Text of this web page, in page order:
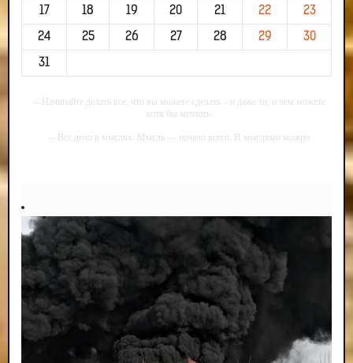
17 18 19 20 21 22 23
24 25 26 27 28 29 30
31
-- Начинайте делать все, что вы можете сделать – и даже то, о чем можете
хотя бы мечтать.
-- Все дело в мыслях. Мысль — начало всего. И мыслями можно
-- Самое большое богатство — это ум. Самая большая нищета — глупость.
Из всех страхов самый пугающий — самолюбование.
-- Лучшее, что можно сделать с хорошим советом, это пропустить его
мимо ушей. Он никогда не бывает полезен никому, кроме того, кто его дал.
-- Люблю давать советы и очень не люблю, когда их дают мне.